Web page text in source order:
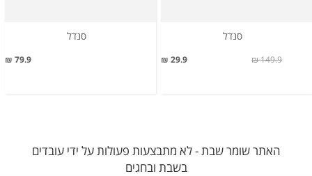
סנדל
29.9 ₪ 149.9 ₪
סנדל
79.9 ₪
האתר שומר שבת - לא מתבצעות פעולות על ידי עובדים
בשבת ובחגים